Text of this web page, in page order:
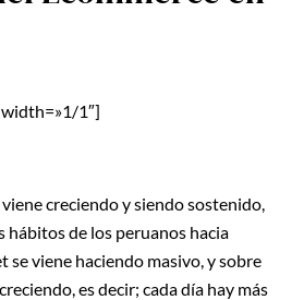
1″]
creciendo y siendo sostenido,
hábitos de los peruanos hacia
viene haciendo masivo, y sobre
es decir; cada día hay más